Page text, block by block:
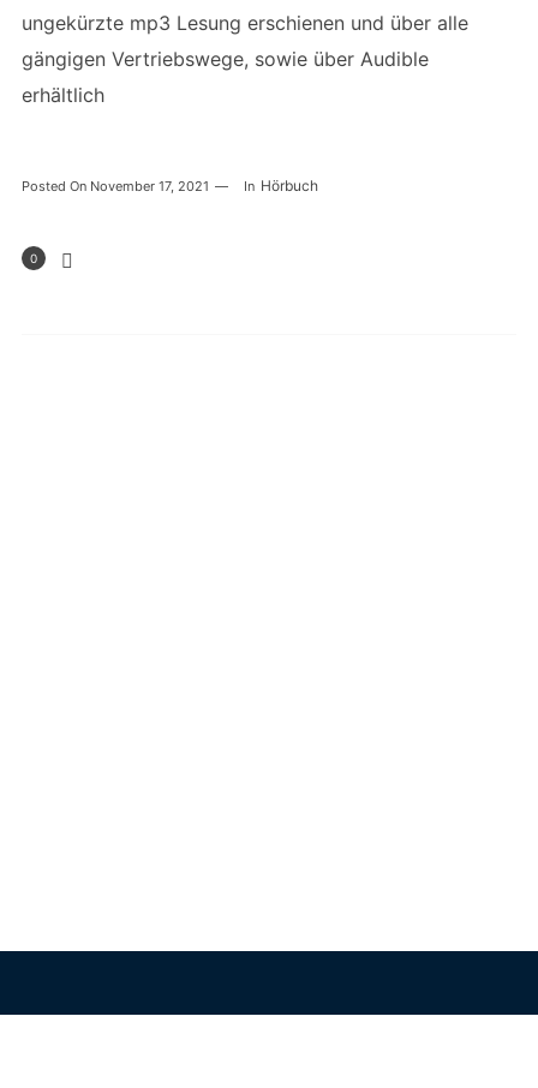
ungekürzte mp3 Lesung erschienen und über alle
gängigen Vertriebswege, sowie über Audible
erhältlich
Posted On November 17, 2021 In Hörbuch
0